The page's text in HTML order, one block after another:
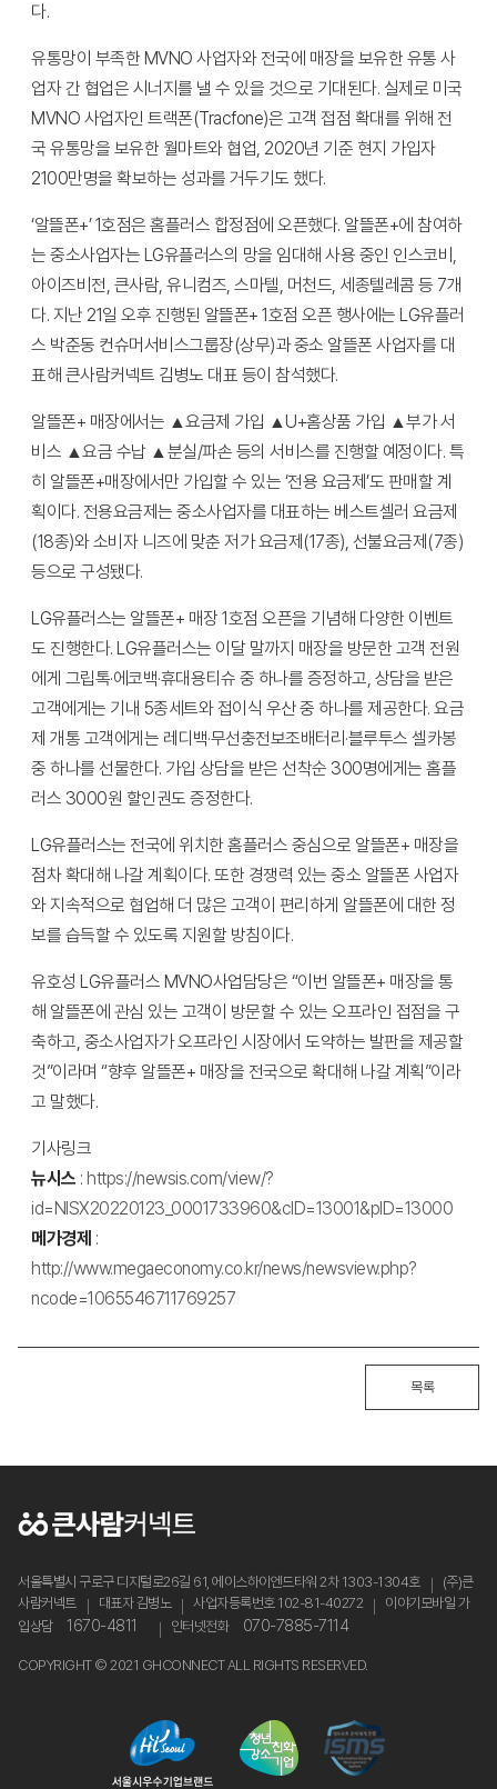
다.
유통망이 부족한 MVNO 사업자와 전국에 매장을 보유한 유통 사
업자 간 협업은 시너지를 낼 수 있을 것으로 기대된다. 실제로 미국
MVNO 사업자인 트랙폰(Tracfone)은 고객 접점 확대를 위해 전
국 유통망을 보유한 월마트와 협업, 2020년 기준 현지 가입자
2100만명을 확보하는 성과를 거두기도 했다.
‘알뜰폰+’ 1호점은 홈플러스 합정점에 오픈했다. 알뜰폰+에 참여하
는 중소사업자는 LG유플러스의 망을 임대해 사용 중인 인스코비,
아이즈비전, 큰사람, 유니컴즈, 스마텔, 머천드, 세종텔레콤 등 7개
다. 지난 21일 오후 진행된 알뜰폰+ 1호점 오픈 행사에는 LG유플러
스 박준동 컨슈머서비스그룹장(상무)과 중소 알뜰폰 사업자를 대
표해 큰사람커넥트 김병노 대표 등이 참석했다.
알뜰폰+ 매장에서는 ▲요금제 가입 ▲U+홈상품 가입 ▲부가 서
비스 ▲요금 수납 ▲분실/파손 등의 서비스를 진행할 예정이다. 특
히 알뜰폰+매장에서만 가입할 수 있는 ‘전용 요금제’도 판매할 계
획이다. 전용요금제는 중소사업자를 대표하는 베스트셀러 요금제
(18종)와 소비자 니즈에 맞춘 저가 요금제(17종), 선불요금제(7종)
등으로 구성됐다.
LG유플러스는 알뜰폰+ 매장 1호점 오픈을 기념해 다양한 이벤트
도 진행한다. LG유플러스는 이달 말까지 매장을 방문한 고객 전원
에게 그립톡·에코백·휴대용티슈 중 하나를 증정하고, 상담을 받은
고객에게는 기내 5종세트와 접이식 우산 중 하나를 제공한다. 요금
제 개통 고객에게는 레디백·무선충전보조배터리·블루투스 셀카봉
중 하나를 선물한다. 가입 상담을 받은 선착순 300명에게는 홈플
러스 3000원 할인권도 증정한다.
LG유플러스는 전국에 위치한 홈플러스 중심으로 알뜰폰+ 매장을
점차 확대해 나갈 계획이다. 또한 경쟁력 있는 중소 알뜰폰 사업자
와 지속적으로 협업해 더 많은 고객이 편리하게 알뜰폰에 대한 정
보를 습득할 수 있도록 지원할 방침이다.
유호성 LG유플러스 MVNO사업담당은 “이번 알뜰폰+ 매장을 통
해 알뜰폰에 관심 있는 고객이 방문할 수 있는 오프라인 접점을 구
축하고, 중소사업자가 오프라인 시장에서 도약하는 발판을 제공할
것”이라며 “향후 알뜰폰+ 매장을 전국으로 확대해 나갈 계획”이라
고 말했다.
기사링크
뉴시스 : https://newsis.com/view/?
id=NISX20220123_0001733960&cID=13001&pID=13000
메가경제 :
http://www.megaeconomy.co.kr/news/newsview.php?
ncode=1065546711769257
목록
서울특별시 구로구 디지털로26길 61, 에이스하이엔드타워 2차 1303-1304호
(주)큰
사람커넥트
대표자 김병노 사업자등록번호 102-81-40272
이야기모바일 가
입상담
1670-4811 인터넷전화 070-7885-7114
COPYRIGHT © 2021 GHCONNECT ALL RIGHTS RESERVED.